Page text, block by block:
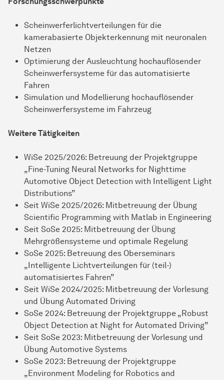
Scheinwerferlichtverteilungen für die
kamerabasierte Objekterkennung mit neuronalen
Netzen
Optimierung der Ausleuchtung hochauflösender
Scheinwerfersysteme für das automatisierte
Fahren
Simulation und Modellierung hochauflösender
Scheinwerfersysteme im Fahrzeug
Weitere Tätigkeiten
WiSe 2025/2026: Betreuung der Projektgruppe
„Fine-Tuning Neural Networks for Nighttime
Automotive Object Detection with Intelligent Light
Distributions”
Seit WiSe 2025/2026: Mitbetreuung der Übung
Scientific Programming with Matlab in Engineering
Seit SoSe 2025: Mitbetreuung der Übung
Mehrgrößensysteme und optimale Regelung
SoSe 2025: Betreuung des Oberseminars
„Intelligente Lichtverteilungen für (teil-)
automatisiertes Fahren”
Seit WiSe 2024/2025: Mitbetreuung der Vorlesung
und Übung Automated Driving
SoSe 2024: Betreuung der Projektgruppe „Robust
Object Detection at Night for Automated Driving”
Seit SoSe 2023: Mitbetreuung der Vorlesung und
Übung Automotive Systems
SoSe 2023: Betreuung der Projektgruppe
„Environment Modeling for Robotics and